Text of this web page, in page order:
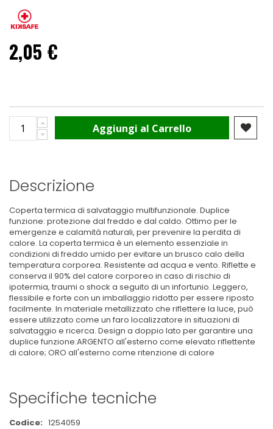
2,05 €
Aggiungi al Carrello
Descrizione
Coperta termica di salvataggio multifunzionale. Duplice
funzione: protezione dal freddo e dal caldo. Ottimo per le
emergenze e calamità naturali, per prevenire la perdita di
calore. La coperta termica è un elemento essenziale in
condizioni di freddo umido per evitare un brusco calo della
temperatura corporea. Resistente ad acqua e vento. Riflette e
conserva il 90% del calore corporeo in caso di rischio di
ipotermia, traumi o shock a seguito di un infortunio. Leggero,
flessibile e forte con un imballaggio ridotto per essere riposto
facilmente. In materiale metallizzato che riflettere la luce, può
essere utilizzato come un faro localizzatore in situazioni di
salvataggio e ricerca. Design a doppio lato per garantire una
duplice funzione:ARGENTO all'esterno come elevato riflettente
di calore; ORO all'esterno come ritenzione di calore
Specifiche tecniche
Maggiori 1254059